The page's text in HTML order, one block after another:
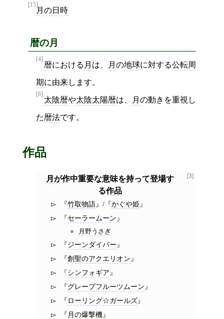
[15]
月の日時
暦の月
[4]
暦における 月 は、 月 の地球に対する公転周
期に由来します。
[6]
太陰暦や太陰太陽暦は、 月 の動きを重視し
た暦法です。
作品
[3]
月 が作中重要な意味を持って登場す
る作品
竹取物語 /
かぐや姫
セーラームーン
月野うさぎ
ジーンダイバー
創聖のアクエリオン
シンフォギア
グレープフルーツムーン
ローリング☆ガールズ
月の爆撃機